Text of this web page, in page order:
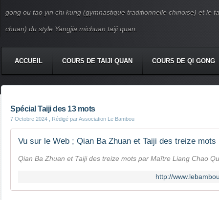
gong ou tao yin chi kung (gymnastique traditionnelle chinoise) et le
chuan) du style Yangjia michuan taiji quan.
ACCUEIL COURS DE TAIJI QUAN COURS DE QI GONG
Spécial Taiji des 13 mots
7 Octobre 2024 , Rédigé par Association Le Bambou
Qian Ba Zhuan et Taiji des treize mots par Maître Liang Chao
http://